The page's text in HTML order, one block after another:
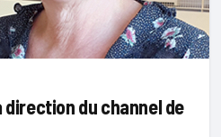
direction du channel de